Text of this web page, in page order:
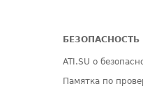
БЕЗОПАСНОСТЬ
ATI.SU о
Памятка по